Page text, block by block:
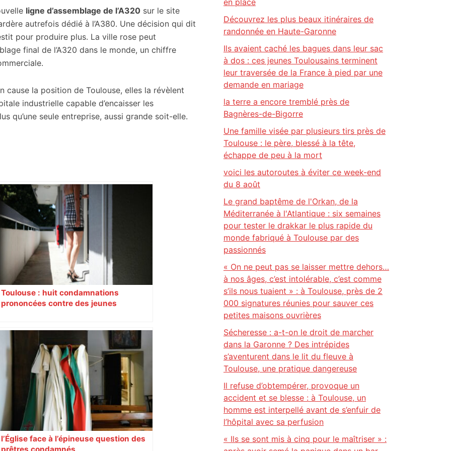
ligne d’assemblage de l’A320 sur le site
autrefois dédié à l’A380. Une décision qui dit
pour produire plus. La ville rose peut
final de l’A320 dans le monde, un chiffre
la position de Toulouse, elles la révèlent
industrielle capable d’encaisser les
qu’une seule entreprise, aussi grande soit-elle.
Toulouse : huit condamnations
prononcées contre des jeunes
l’Église face à l’épineuse question des
en place
Découvrez les plus beaux itinéraires de
randonnée en Haute-Garonne
Ils avaient caché les bagues dans leur sac
à dos : ces jeunes Toulousains terminent
leur traversée de la France à pied par une
demande en mariage
la terre a encore tremblé près de
Bagnères-de-Bigorre
Une famille visée par plusieurs tirs près de
Toulouse : le père, blessé à la tête,
échappe de peu à la mort
voici les autoroutes à éviter ce week-end
du 8 août
Le grand baptême de l'Orkan, de la
Méditerranée à l'Atlantique : six semaines
pour tester le drakkar le plus rapide du
monde fabriqué à Toulouse par des
passionnés
« On ne peut pas se laisser mettre dehors…
à nos âges, c’est intolérable, c’est comme
s’ils nous tuaient » : à Toulouse, près de 2
000 signatures réunies pour sauver ces
petites maisons ouvrières
Sécheresse : a-t-on le droit de marcher
dans la Garonne ? Des intrépides
s’aventurent dans le lit du fleuve à
Toulouse, une pratique dangereuse
Il refuse d’obtempérer, provoque un
accident et se blesse : à Toulouse, un
homme est interpellé avant de s’enfuir de
l’hôpital avec sa perfusion
« Ils se sont mis à cinq pour le maîtriser » :